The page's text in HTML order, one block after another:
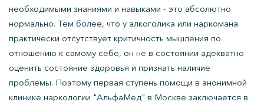
необходимыми знаниями и навыками - это абсолютно
нормально. Тем более, что у алкоголика или наркомана
практически отсутствует критичность мышления по
отношению к самому себе, он не в состоянии адекватно
оценить состояние здоровья и признать наличие
проблемы. Поэтому первая ступень помощи в анонимной
клинике наркологии "АльфаМед" в Москве заключается в